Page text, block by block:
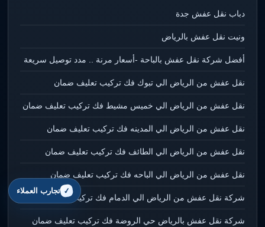
دباب نقل عفش جدة
ونيت نقل عفش بالرياض
أفضل شركة نقل عفش بالباحة -أسعار مرنة .. مدد توصيل سريعة
نقل عفش من الرياض الي تبوك فك تركيب تعليف ضمان
نقل عفش من الرياض الي خميس مشيط فك تركيب تعليف ضمان
نقل عفش من الرياض الي المدينه فك تركيب تعليف ضمان
نقل عفش من الرياض الي الطائف فك تركيب تعليف ضمان
نقل عفش من الرياض الي الباحه فك تركيب تعليف ضمان
شركة نقل عفش من الرياض الي الدمام فك تركيب تعليف ضمان
شركة نقل عفش بالرياض حي الروضة فك تركيب تعليف ضمان
تجارب العملاء